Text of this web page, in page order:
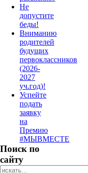
Не
допустите
беды!
Вниманию
родителей
будущих
первоклассников
(2026-
2027
уч.год)!
Успейте
подать
заявку
на
Премию
#МЫВМЕСТЕ
Поиск по
сайту